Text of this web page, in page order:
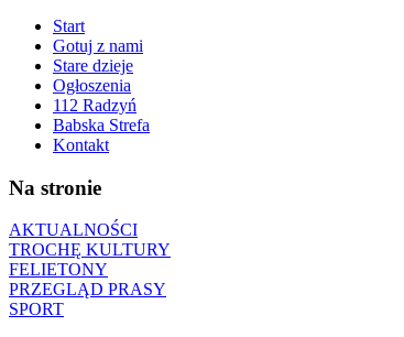
Start
Gotuj z nami
Stare dzieje
Ogłoszenia
112 Radzyń
Babska Strefa
Kontakt
Na stronie
AKTUALNOŚCI
TROCHĘ KULTURY
FELIETONY
PRZEGLĄD PRASY
SPORT